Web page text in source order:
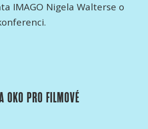
IMAGO Nigela Walterse o
OKO PRO FILMOVÉ